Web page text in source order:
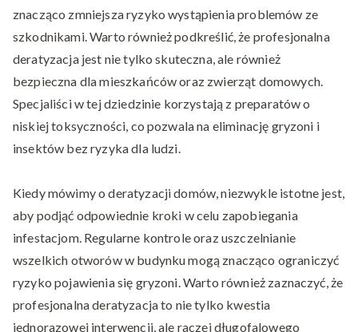
znacząco zmniejsza ryzyko wystąpienia problemów ze
szkodnikami. Warto również podkreślić, że profesjonalna
deratyzacja jest nie tylko skuteczna, ale również
bezpieczna dla mieszkańców oraz zwierząt domowych.
Specjaliści w tej dziedzinie korzystają z preparatów o
niskiej toksyczności, co pozwala na eliminację gryzoni i
insektów bez ryzyka dla ludzi.
Kiedy mówimy o deratyzacji domów, niezwykle istotne jest,
aby podjąć odpowiednie kroki w celu zapobiegania
infestacjom. Regularne kontrole oraz uszczelnianie
wszelkich otworów w budynku mogą znacząco ograniczyć
ryzyko pojawienia się gryzoni. Warto również zaznaczyć, że
profesjonalna deratyzacja to nie tylko kwestia
jednorazowej interwencji, ale raczej długofalowego